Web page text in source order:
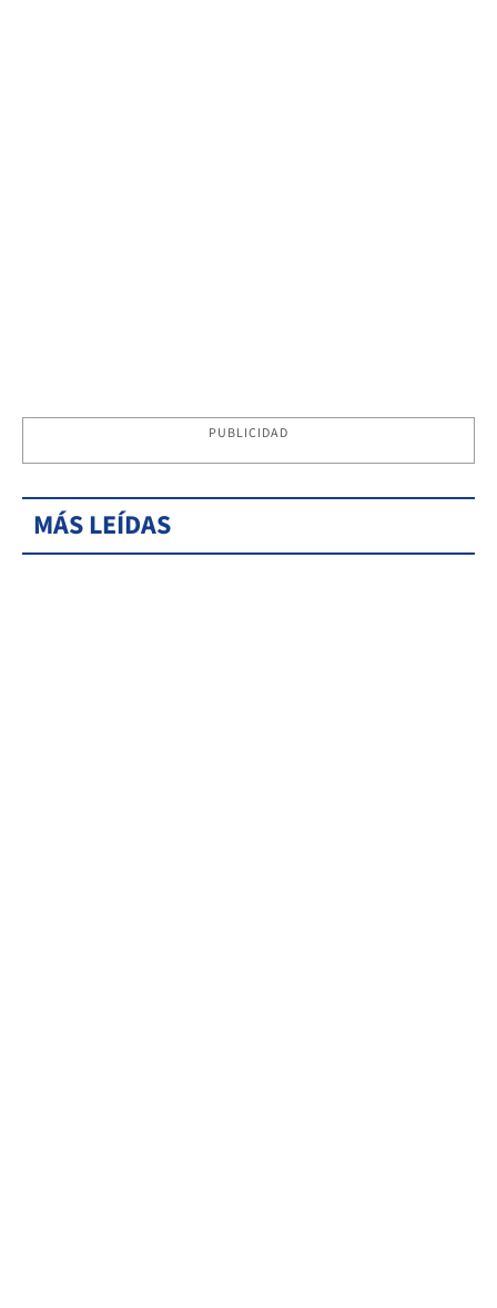
PUBLICIDAD
MÁS LEÍDAS